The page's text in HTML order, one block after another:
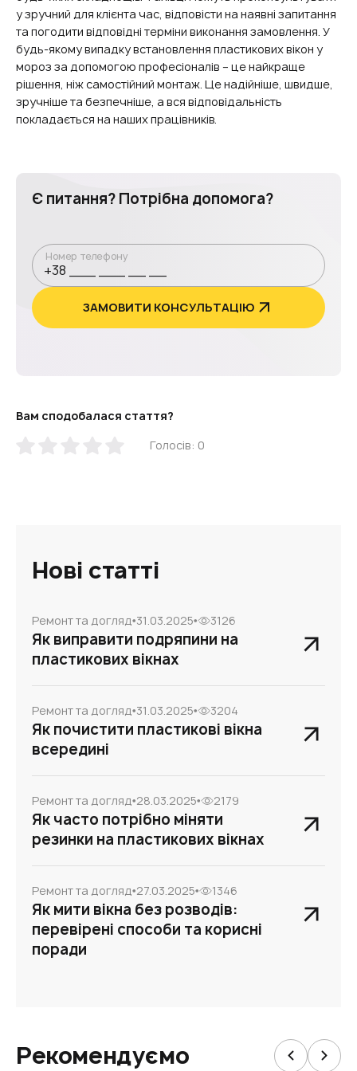
у зручний для клієнта час, відповісти на наявні запитання
та погодити відповідні терміни виконання замовлення. У
будь-якому випадку встановлення пластикових вікон у
мороз за допомогою професіоналів – це найкраще
рішення, ніж самостійний монтаж. Це надійніше, швидше,
зручніше та безпечніше, а вся відповідальність
покладається на наших працівників.
Нові статті
Ремонт та догляд 31.03.2025 3126
Як виправити подряпини на
пластикових вікнах
Ремонт та догляд 31.03.2025 3204
Як почистити пластикові вікна
всередині
Ремонт та догляд 28.03.2025 2179
Як часто потрібно міняти
резинки на пластикових вікнах
Ремонт та догляд 27.03.2025 1346
Як мити вікна без розводів:
перевірені способи та корисні
поради
Є питання? Потрібна допомога?
Номер телефону
ЗАМОВИТИ КОНСУЛЬТАЦІЮ
Вам сподобалася стаття?
Голосів: 0
Рекомендуємо